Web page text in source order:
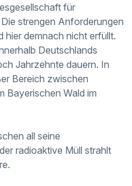
für
strengen Anforderungen
hier demnach nicht erfüllt.
Deutschlands
Jahrzehnte dauern. In
Bereich zwischen
Bayerischen Wald im
all seine
radioaktive Müll strahlt